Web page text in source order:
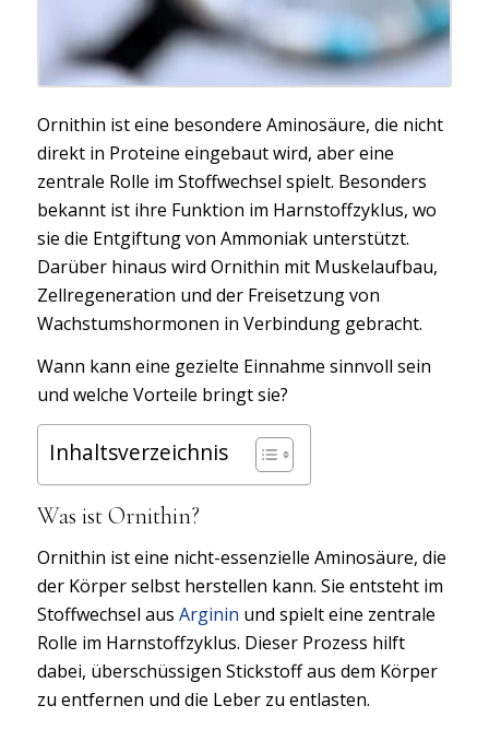
Ornithin ist eine besondere Aminosäure, die nicht
direkt in Proteine eingebaut wird, aber eine
zentrale Rolle im Stoffwechsel spielt. Besonders
bekannt ist ihre Funktion im Harnstoffzyklus, wo
sie die Entgiftung von Ammoniak unterstützt.
Darüber hinaus wird Ornithin mit Muskelaufbau,
Zellregeneration und der Freisetzung von
Wachstumshormonen in Verbindung gebracht.
Wann kann eine gezielte Einnahme sinnvoll sein
und welche Vorteile bringt sie?
Inhaltsverzeichnis
Was ist Ornithin?
Ornithin ist eine nicht-essenzielle Aminosäure, die
der Körper selbst herstellen kann. Sie entsteht im
Stoffwechsel aus Arginin und spielt eine zentrale
Rolle im Harnstoffzyklus. Dieser Prozess hilft
dabei, überschüssigen Stickstoff aus dem Körper
zu entfernen und die Leber zu entlasten.